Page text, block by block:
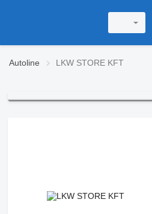
Autoline LKW STORE KFT